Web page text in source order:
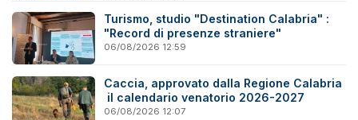
Turismo, studio "Destination Calabria" :
"Record di presenze straniere"
06/08/2026 12:59
Caccia, approvato dalla Regione Calabria
il calendario venatorio 2026-2027
06/08/2026 12:07